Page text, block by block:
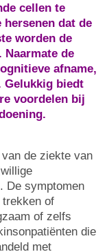
cellen te
dat de
worden de
de
afname,
Gelukkig biedt
voordelen bij
de ziekte van
De symptomen
trekken of
of zelfs
die
met